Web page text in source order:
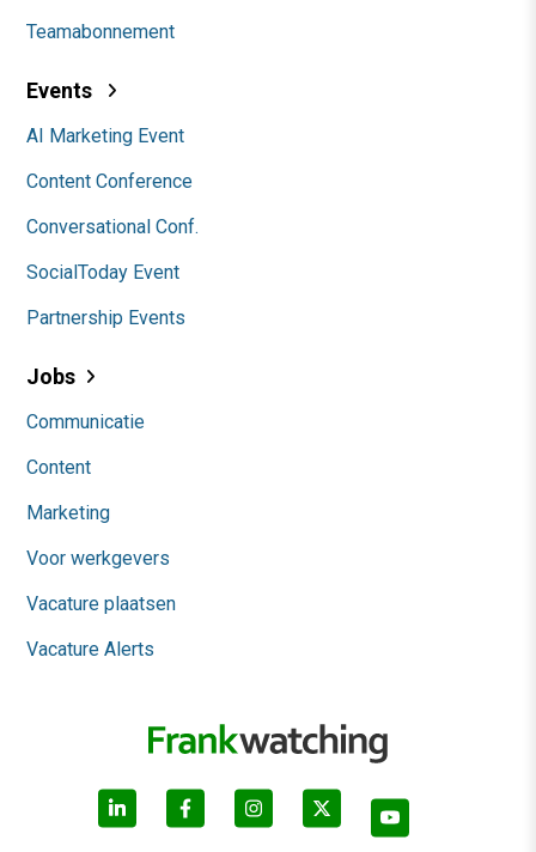
Teamabonnement
Events
AI Marketing Event
Content Conference
Conversational Conf.
SocialToday Event
Partnership Events
Jobs
Communicatie
Content
Marketing
Voor werkgevers
Vacature plaatsen
Vacature Alerts